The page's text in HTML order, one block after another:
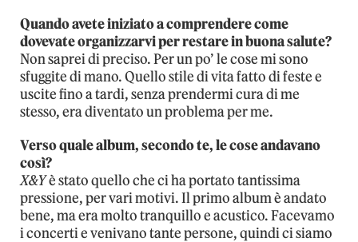
Quando avete iniziato a comprendere come
dovevate organizzarvi per restare in buona salute?
Non saprei di preciso. Per un po’ le cose mi sono
sfuggite di mano. Quello stile di vita fatto di feste e
uscite fino a tardi, senza prendermi cura di me
stesso, era diventato un problema per me.
Verso quale album, secondo te, le cose andavano
così?
X&Yè stato quello che ci ha portato tantissima
pressione, per vari motivi. Il primo album è andato
bene, ma era molto tranquillo e acustico. Facevamo
i concerti e venivano tante persone, quindi ci siamo